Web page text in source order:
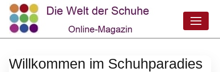
Willkommen im Schuhparadies